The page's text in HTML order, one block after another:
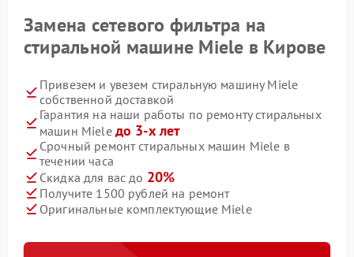
Замена сетевого фильтра на
стиральной машине Miele в Кирове
Привезем и увезем стиральную машину Miele
собственной доставкой
Гарантия на наши работы по ремонту стиральных
машин Miele до 3-х лет
Срочный ремонт стиральных машин Miele в
течении часа
Скидка для вас до 20%
Получите 1500 рублей на ремонт
Оригинальные комплектующие Miele